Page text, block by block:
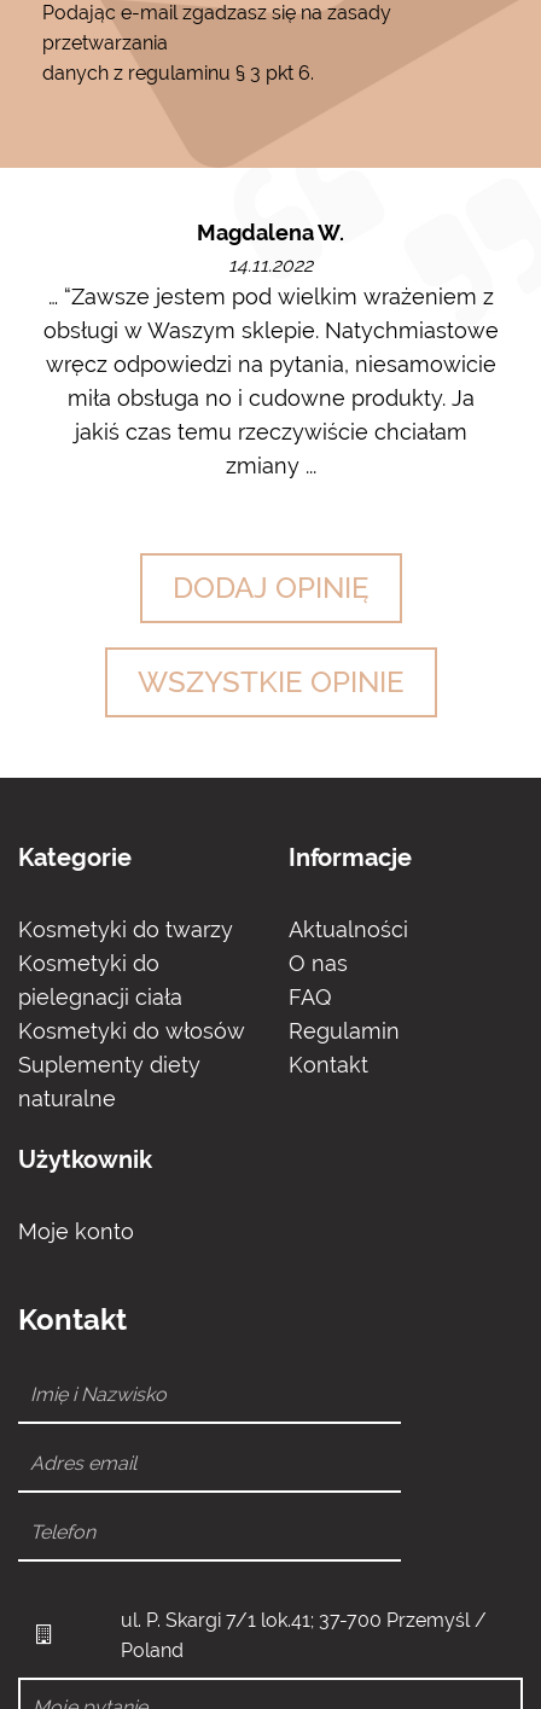
Podając e-mail zgadzasz się na zasady
przetwarzania
danych z regulaminu § 3 pkt 6.
Magdalena W.
14.11.2022
… “Zawsze jestem pod wielkim wrażeniem z
obsługi w Waszym sklepie. Natychmiastowe
wręcz odpowiedzi na pytania, niesamowicie
miła obsługa no i cudowne produkty. Ja
jakiś czas temu rzeczywiście chciałam
zmiany ...
DODAJ OPINIĘ
WSZYSTKIE OPINIE
Kategorie
Kosmetyki do twarzy
Kosmetyki do
pielegnacji ciała
Kosmetyki do włosów
Suplementy diety
naturalne
Informacje
Aktualności
O nas
FAQ
Regulamin
Kontakt
Użytkownik
Moje konto
Kontakt
ul. P. Skargi 7/1 lok.41; 37-700 Przemyśl /
Poland